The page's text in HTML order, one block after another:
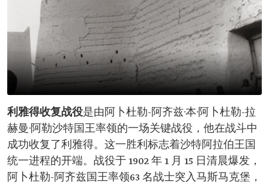
利雅得收复战役是由阿卜杜勒-阿齐兹·本·阿卜杜勒-拉
赫曼·阿勒沙特国王率领的一场关键战役，他在战斗中
成功收复了利雅得。这一胜利标志着沙特阿拉伯王国
统一进程的开端。战役于 1902 年 1 月 15 日清晨爆发，
阿卜杜勒-阿齐兹国王率领63 名战士突入马斯马克堡，